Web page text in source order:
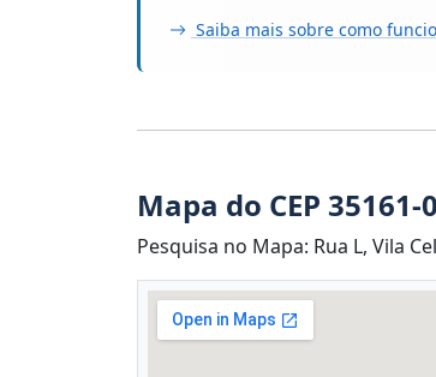
Saiba mais sobre como
Mapa do CEP 35161-
Pesquisa no Mapa: Rua L, Vila